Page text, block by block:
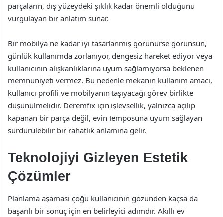
parçaların, dış yüzeydeki şıklık kadar önemli olduğunu
vurgulayan bir anlatım sunar.
Bir mobilya ne kadar iyi tasarlanmış görünürse görünsün,
günlük kullanımda zorlanıyor, dengesiz hareket ediyor veya
kullanıcının alışkanlıklarına uyum sağlamıyorsa beklenen
memnuniyeti vermez. Bu nedenle mekanın kullanım amacı,
kullanıcı profili ve mobilyanın taşıyacağı görev birlikte
düşünülmelidir. Deremfix için işlevsellik, yalnızca açılıp
kapanan bir parça değil, evin temposuna uyum sağlayan
sürdürülebilir bir rahatlık anlamına gelir.
Teknolojiyi Gizleyen Estetik
Çözümler
Planlama aşaması çoğu kullanıcının gözünden kaçsa da
başarılı bir sonuç için en belirleyici adımdır. Akıllı ev